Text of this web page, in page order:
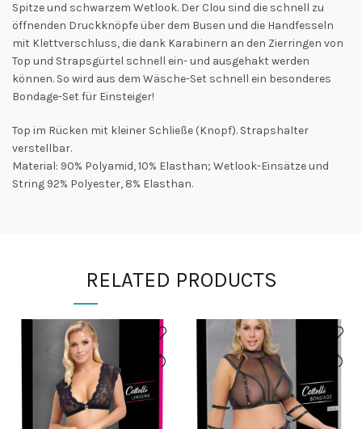
Spitze und schwarzem Wetlook. Der Clou sind die schnell zu
öffnenden Druckknöpfe über dem Busen und die Handfesseln
mit Klettverschluss, die dank Karabinern an den Zierringen von
Top und Strapsgürtel schnell ein- und ausgehakt werden
können. So wird aus dem Wäsche-Set schnell ein besonderes
Bondage-Set für Einsteiger!
Top im Rücken mit kleiner Schließe (Knopf). Strapshalter
verstellbar.
Material: 90% Polyamid, 10% Elasthan; Wetlook-Einsätze und
String 92% Polyester, 8% Elasthan.
RELATED PRODUCTS